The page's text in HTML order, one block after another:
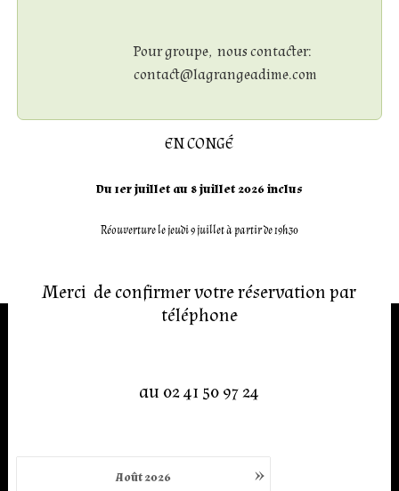
Pour groupe, nous contacter:
contact@lagrangeadime.com
EN CONGÉ
Du 1er juillet au 8 juillet 2026 inclus
Réouverture le jeudi 9 juillet à partir de 19h30
Merci de confirmer votre réservation par
téléphone
au 02 41 50 97 24
»
Août2026